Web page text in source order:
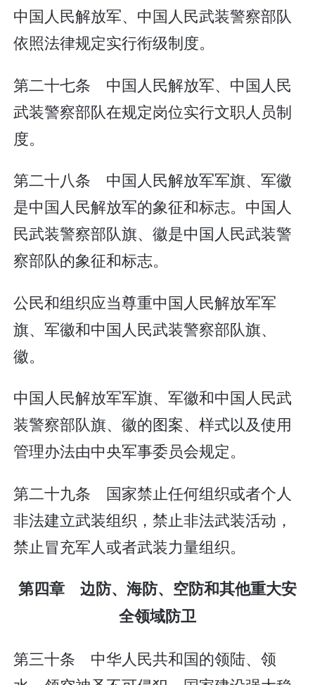
中国人民解放军、中国人民武装警察部队
依照法律规定实行衔级制度。
第二十七条 中国人民解放军、中国人民
武装警察部队在规定岗位实行文职人员制
度。
第二十八条 中国人民解放军军旗、军徽
是中国人民解放军的象征和标志。中国人
民武装警察部队旗、徽是中国人民武装警
察部队的象征和标志。
公民和组织应当尊重中国人民解放军军
旗、军徽和中国人民武装警察部队旗、
徽。
中国人民解放军军旗、军徽和中国人民武
装警察部队旗、徽的图案、样式以及使用
管理办法由中央军事委员会规定。
第二十九条 国家禁止任何组织或者个人
非法建立武装组织，禁止非法武装活动，
禁止冒充军人或者武装力量组织。
第四章 边防、海防、空防和其他重大安
全领域防卫
第三十条 中华人民共和国的领陆、领